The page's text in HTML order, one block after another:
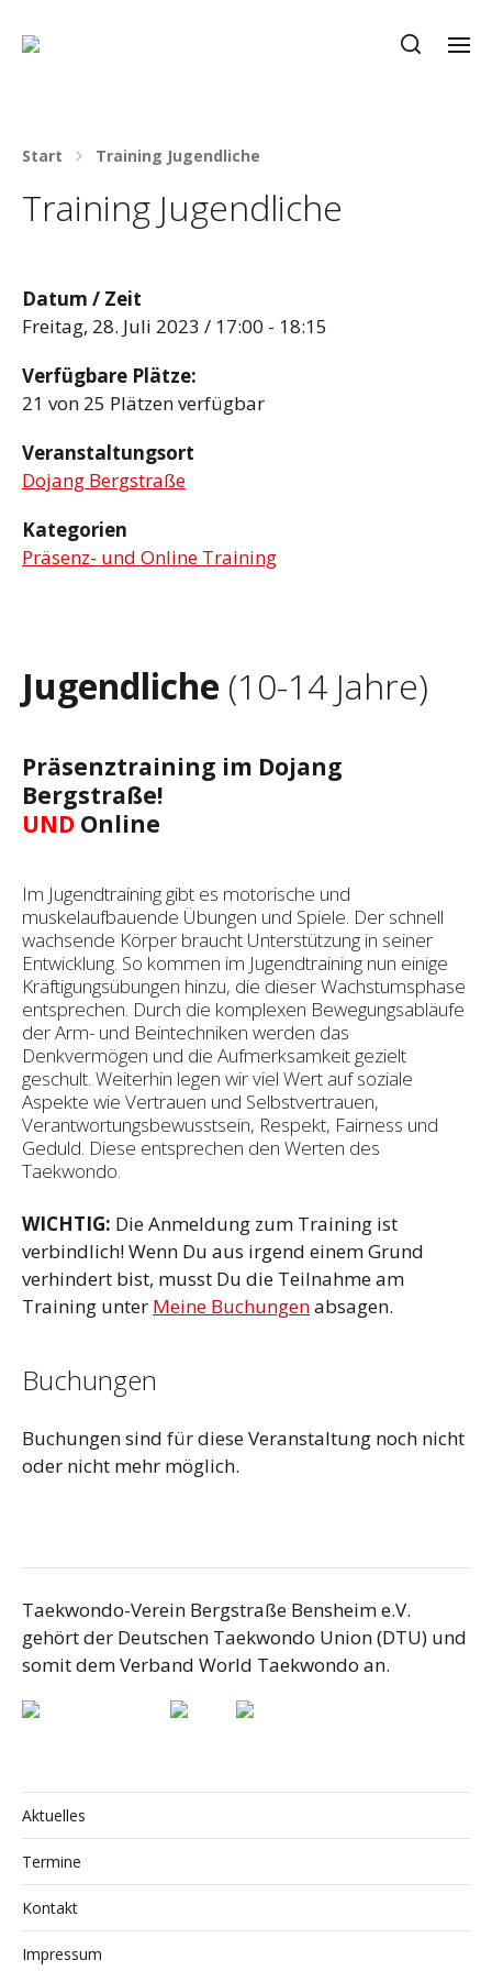
Start Training Jugendliche
Training Jugendliche
Datum / Zeit
Freitag, 28. Juli 2023 / 17:00 - 18:15
Verfügbare Plätze:
21 von 25 Plätzen verfügbar
Veranstaltungsort
Dojang Bergstraße
Kategorien
Präsenz- und Online Training
Jugendliche (10-14 Jahre)
Präsenztraining im Dojang
Bergstraße!
UND Online
Im Jugendtraining gibt es motorische und
muskelaufbauende Übungen und Spiele. Der schnell
wachsende Körper braucht Unterstützung in seiner
Entwicklung. So kommen im Jugendtraining nun einige
Kräftigungsübungen hinzu, die dieser Wachstumsphase
entsprechen. Durch die komplexen Bewegungsabläufe
der Arm- und Beintechniken werden das
Denkvermögen und die Aufmerksamkeit gezielt
geschult. Weiterhin legen wir viel Wert auf soziale
Aspekte wie Vertrauen und Selbst­vertrauen,
Verantwortungsbewusstsein, Respekt, Fairness und
Geduld. Diese entsprechen den Werten des
Taekwondo.
WICHTIG: Die Anmeldung zum Training ist
verbindlich! Wenn Du aus irgend einem Grund
verhindert bist, musst Du die Teilnahme am
Training unter Meine Buchungenabsagen.
Buchungen
Buchungen sind für diese Veranstaltung noch nicht
oder nicht mehr möglich.
Taekwondo-Verein Bergstraße Bensheim e.V.
gehört der Deutschen Taekwondo Union (DTU) und
somit dem Verband World Taekwondo an.
Aktuelles
Termine
Kontakt
Impressum